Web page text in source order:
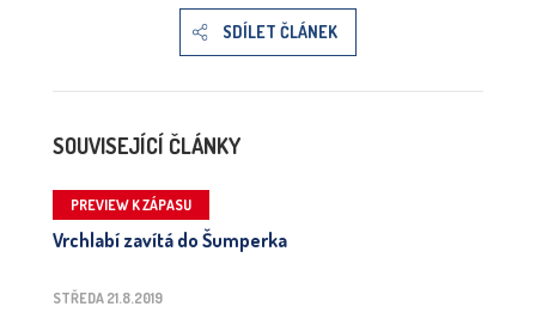
SDÍLET ČLÁNEK
SOUVISEJÍCÍ ČLÁNKY
PREVIEW K ZÁPASU
Vrchlabí zavítá do Šumperka
STŘEDA 21.8.2019